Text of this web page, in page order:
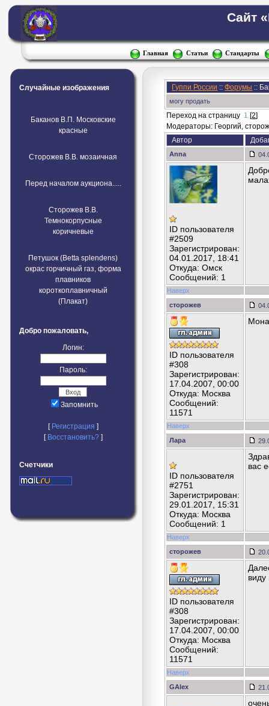
Сайт
Главная Статьи Стандарты
Случайные изображения
Баканов В.П. Московские
красные
Сторожев В.В. мозаичная
Перед началом аукциона.....
Сторожев В.В.
Темнокорпусные
коричневые
Петушок (Betta splendens)
окрас горчичный газ, форма
плавников
короткоплавничный
(Плакат)
Добро пожаловать,
Логин:
Пароль:
Запомнить
[ Регистрация ]
[ Восстановить?]
Счетчики
Гуппи России ::Форумы ::
могу продать
Переход на страницу 1 [2]
Модераторы: Георгий,
Автор
Anna
ID пользователя
#2509
Зарегистрирован:
04.01.2017, 18:41
Откуда: Омск
Сообщений: 1
Наверх
сторожев
ID пользователя
#308
Зарегистрирован:
17.04.2007, 00:00
Откуда: Москва
Сообщений:
11571
Наверх
Лара
ID пользователя
#2751
Зарегистрирован:
29.01.2017, 15:31
Откуда: Москва
Сообщений: 1
вас
Наверх
сторожев
ID пользователя
#308
Зарегистрирован:
17.04.2007, 00:00
Откуда: Москва
Сообщений:
11571
Наверх
GAlex